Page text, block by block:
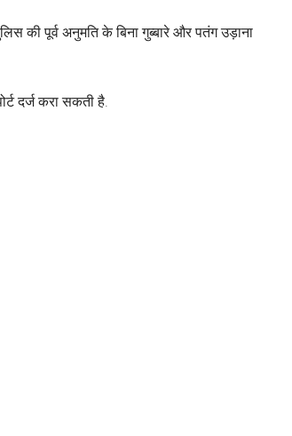
की पूर्व अनुमति के बिना गुब्बारे और पतंग उड़ाना
दर्ज करा सकती है.